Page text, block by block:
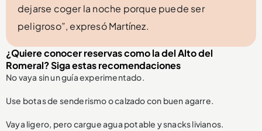
dejarse coger la noche porque puede ser
peligroso”, expresó Martínez.
¿Quiere conocer reservas como la del Alto del
Romeral? Siga estas recomendaciones
No vaya sin un guía experimentado.
Use botas de senderismo o calzado con buen agarre.
Vaya ligero, pero cargue agua potable y snacks livianos.